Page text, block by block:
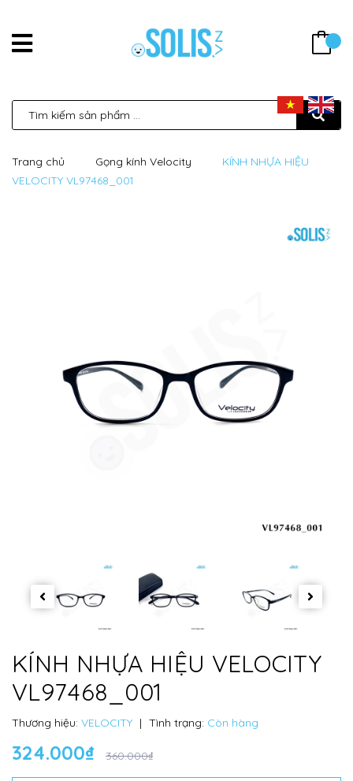
Trang chủ Gọng kính Velocity
KÍNH NHỰA HIỆU
VELOCITY VL97468_001
KÍNH NHỰA HIỆU VELOCITY
VL97468_001
Thương hiệu: VELOCITY | Tình trạng: Còn hàng
324.000₫ 360.000₫